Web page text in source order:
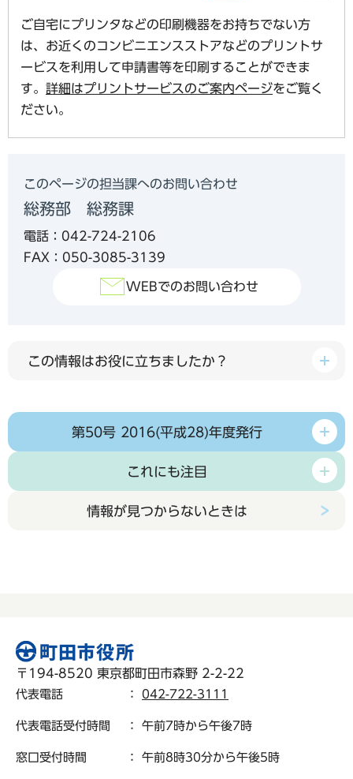
ご自宅にプリンタなどの印刷機器をお持ちでない方
は、お近くのコンビニエンスストアなどのプリントサ
ービスを利用して申請書等を印刷することができま
す。 詳細はプリントサービスのご案内ページをご覧く
ださい。
このページの担当課へのお問い合わせ
総務部 総務課
電話：042-724-2106
FAX：050-3085-3139
WEBでのお問い合わせ
この情報はお役に立ちましたか？
第50号 2016(平成28)年度発行
これにも注目
情報が見つからないときは
〒194-8520 東京都町田市森野 2-2-22
代表電話 ： 042-722-3111
代表電話受付時間 ： 午前7時から午後7時
窓口受付時間 ： 午前8時30分から午後5時